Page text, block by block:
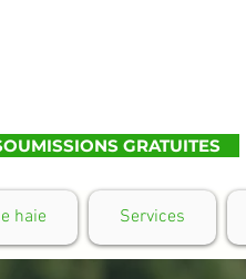
GRATUITES
haie Services